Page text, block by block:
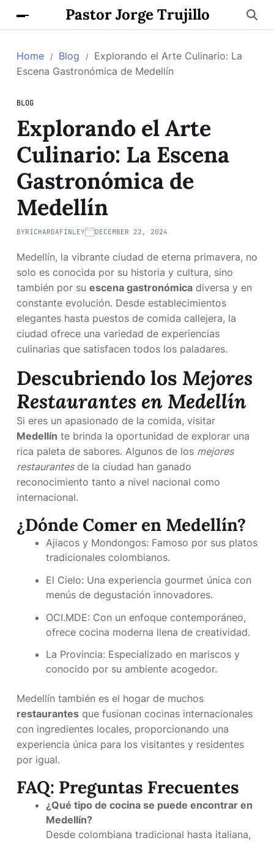
Pastor Jorge Trujillo
Home Blog
Explorando el Arte Culinario: La
Escena Gastronómica de Medellín
BLOG
Explorando el Arte
Culinario: La Escena
Gastronómica de
Medellín
BYRICHARDAFINLEY DECEMBER 22, 2024
Medellín, la vibrante ciudad de eterna primavera, no
solo es conocida por su historia y cultura, sino
también por su escena gastronómica diversa y en
constante evolución. Desde establecimientos
elegantes hasta puestos de comida callejera, la
ciudad ofrece una variedad de experiencias
culinarias que satisfacen todos los paladares.
Descubriendo los Mejores
Restaurantes en Medellín
Si eres un apasionado de la comida, visitar
Medellín te brinda la oportunidad de explorar una
rica paleta de sabores. Algunos de los mejores
restaurantesde la ciudad han ganado
reconocimiento tanto a nivel nacional como
internacional.
¿Dónde Comer en Medellín?
Ajiacos y Mondongos: Famoso por sus platos
tradicionales colombianos.
El Cielo: Una experiencia gourmet única con
menús de degustación innovadores.
OCI.MDE: Con un enfoque contemporáneo,
ofrece cocina moderna llena de creatividad.
La Provincia: Especializado en mariscos y
conocido por su ambiente acogedor.
Medellín también es el hogar de muchos
restaurantes que fusionan cocinas internacionales
con ingredientes locales, proporcionando una
experiencia única para los visitantes y residentes
por igual.
FAQ: Preguntas Frecuentes
¿Qué tipo de cocina se puede encontrar en
Medellín?
Desde colombiana tradicional hasta italiana,